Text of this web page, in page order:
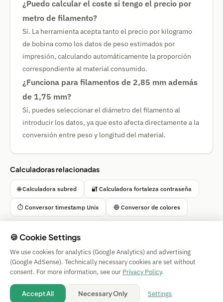
¿Puedo calcular el coste si tengo el precio por
metro de filamento?
Sí. La herramienta acepta tanto el precio por kilogramo
de bobina como los datos de peso estimados por
impresión, calculando automáticamente la proporción
correspondiente al material consumido.
¿Funciona para filamentos de 2,85 mm además
de 1,75 mm?
Sí, puedes seleccionar el diámetro del filamento al
introducir los datos, ya que esto afecta directamente a la
conversión entre peso y longitud del material.
Calculadoras relacionadas
🌐 Calculadora subred 🔐 Calculadora fortaleza contraseña
⏱ Conversor timestamp Unix 🔵 Conversor de colores
Simple Calculator
Impressum
| Privacy | Terms |
🍪 Cookies
💡 Suggest a calculator
🍪 Cookie Settings
We use cookies for analytics (Google Analytics) and advertising
(Google AdSense). Technically necessary cookies are set without
consent. For more information, see our Privacy Policy.
Accept All Necessary Only Settings